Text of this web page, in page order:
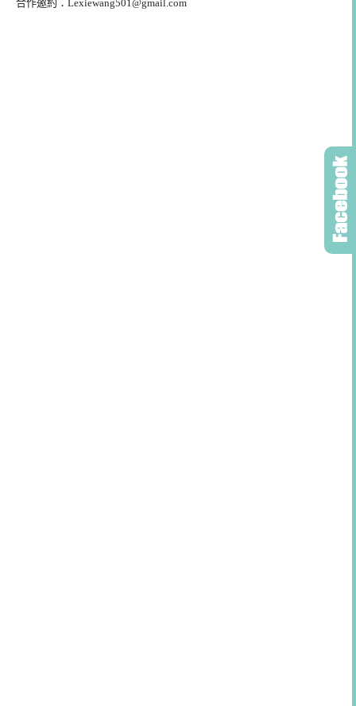
合作邀約： Lexiewang501@gmail.com